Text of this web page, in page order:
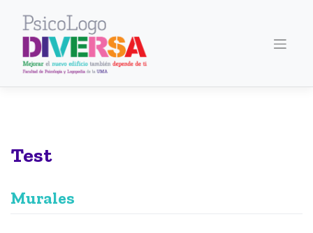
contenido
Test
Murales